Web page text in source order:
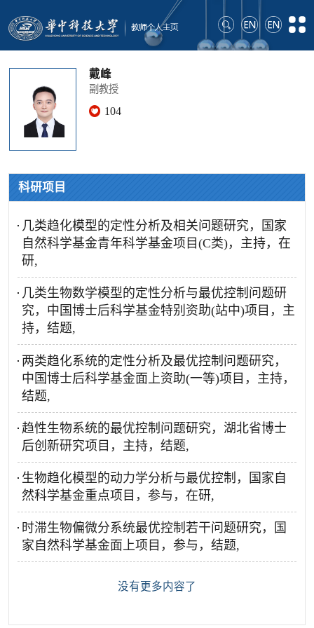
戴峰
副教授
104
科研项目
几类趋化模型的定性分析及相关问题研究，国家
自然科学基金青年科学基金项目(C类)，主持，在
研,
几类生物数学模型的定性分析与最优控制问题研
究，中国博士后科学基金特别资助(站中)项目，主
持，结题,
两类趋化系统的定性分析及最优控制问题研究，
中国博士后科学基金面上资助(一等)项目，主持，
结题,
趋性生物系统的最优控制问题研究，湖北省博士
后创新研究项目，主持，结题,
生物趋化模型的动力学分析与最优控制，国家自
然科学基金重点项目，参与，在研,
时滞生物偏微分系统最优控制若干问题研究，国
家自然科学基金面上项目，参与，结题,
没有更多内容了